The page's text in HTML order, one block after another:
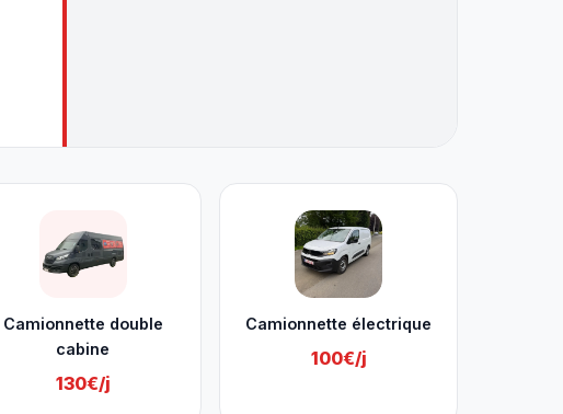
Camionnette double
cabine
130€/j
Camionnette électrique
100€/j